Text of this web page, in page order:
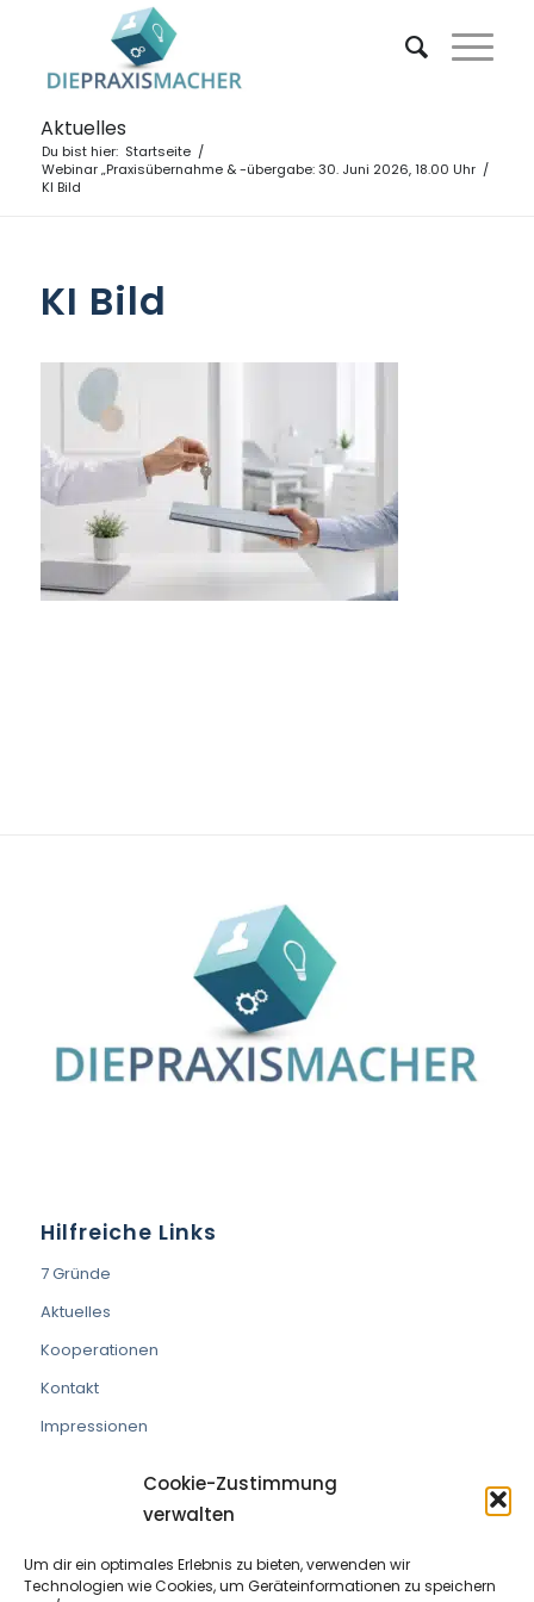
Cookie-Zustimmung
verwalten
Um dir ein optimales Erlebnis zu bieten, verwenden wir
Technologien wie Cookies, um Geräteinformationen zu speichern
Aktuelles
Du bist hier: Startseite /
Webinar „Praxisübernahme & -übergabe: 30. Juni 2026, 18.00 Uhr /
KI Bild
KI Bild
Hilfreiche Links
7 Gründe
Aktuelles
Kooperationen
Kontakt
Impressionen
VEREIN DIE PRAXISMACHER